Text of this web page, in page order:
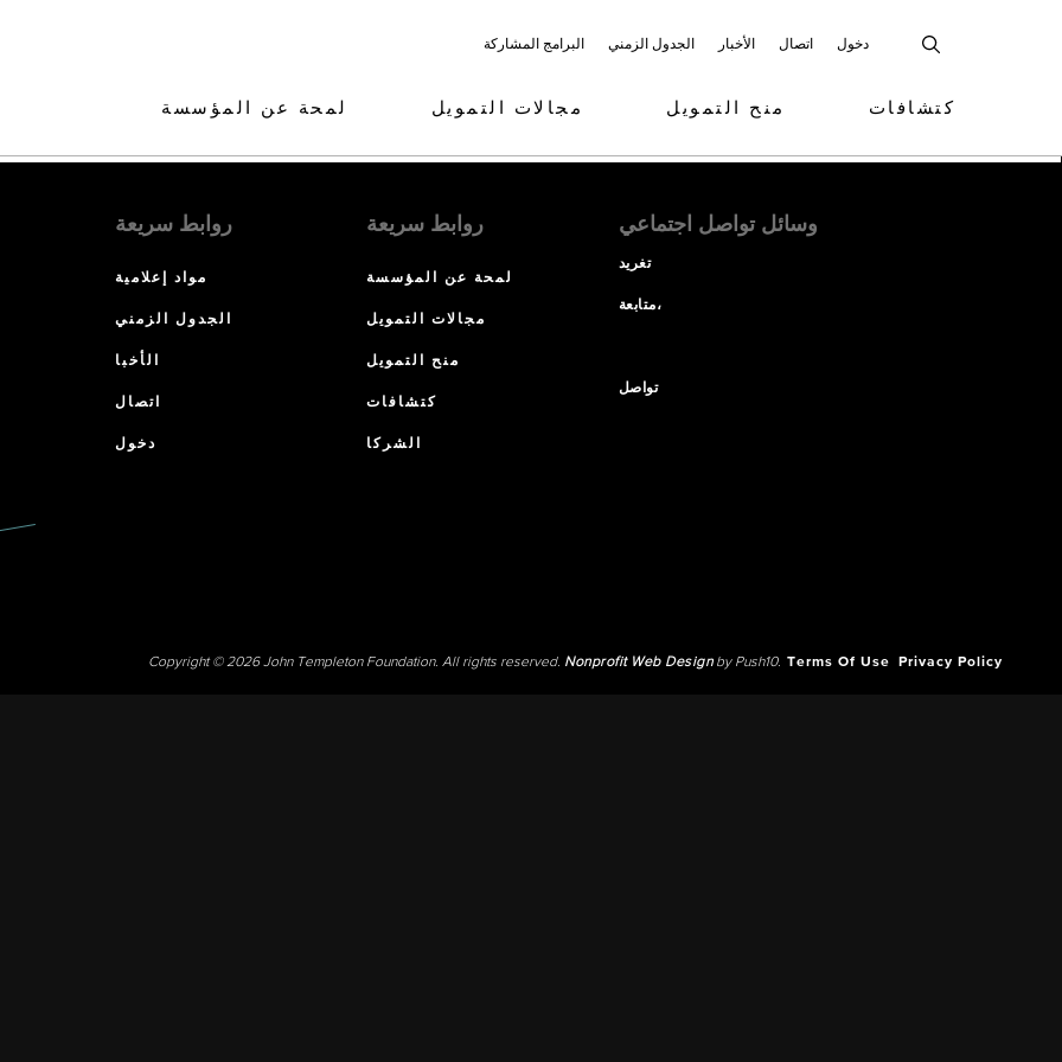
البرامج المشاركة الجدول الزمني الأخبار اتصال دخول
لمحة عن المؤسسة مجالات التمويل منح التمويل كتشافات
روابط سريعة
مواد إعلامية
الجدول الزمني
الأخبا
اتصال
دخول
روابط سريعة
لمحة عن المؤسسة
مجالات التمويل
منح التمويل
كتشافات
الشركا
وسائل تواصل اجتماعي
تغريد
متابعة،
تواصل
Copyright © 2026 John Templeton Foundation. All rights reserved. Nonprofit Web Designby Push10. Terms Of Use Privacy Policy